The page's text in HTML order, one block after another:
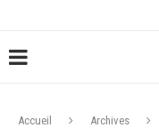
Accueil Archives